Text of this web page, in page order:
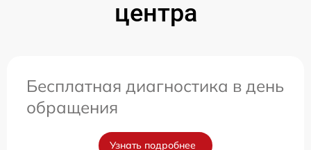
центра
Бесплатная диагностика в день
обращения
Узнать подробнее